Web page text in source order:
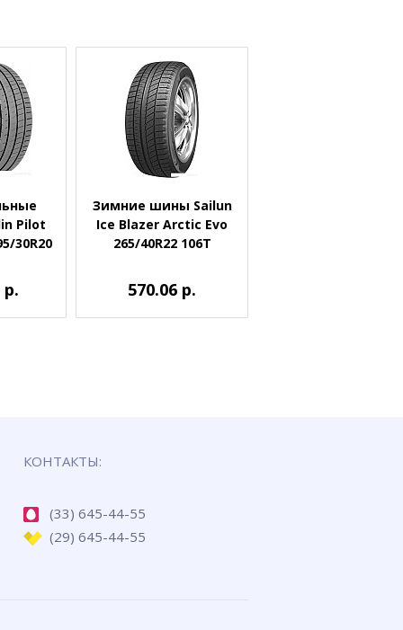
Pilot
30R20
р.
Зимние шины Sailun
Ice Blazer Arctic Evo
265/40R22 106T
570.06 р.
КОНТАКТЫ:
(33) 645-44-55
(29) 645-44-55